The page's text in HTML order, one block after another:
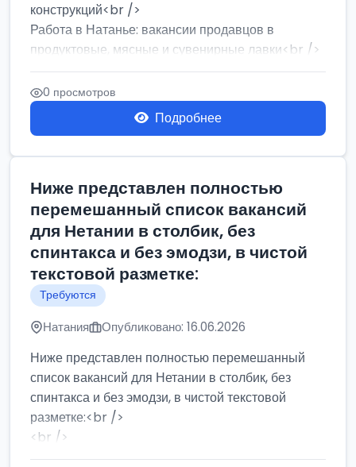
конструкций<br />
Работа в Натанье: вакансии продавцов в
продуктовые, мясные и сувенирные лавки<br />
Разнорабочий на сборку м...
0 просмотров
Подробнее
Ниже представлен полностью
перемешанный список вакансий
для Нетании в столбик, без
спинтакса и без эмодзи, в чистой
текстовой разметке:
Требуются
Натания Опубликовано: 16.06.2026
Ниже представлен полностью перемешанный
список вакансий для Нетании в столбик, без
спинтакса и без эмодзи, в чистой текстовой
разметке:<br />
<br />
Работа в Нетании на мебельном производстве: